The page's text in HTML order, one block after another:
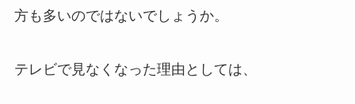
方も多いのではないでしょうか。
テレビで見なくなった理由としては、